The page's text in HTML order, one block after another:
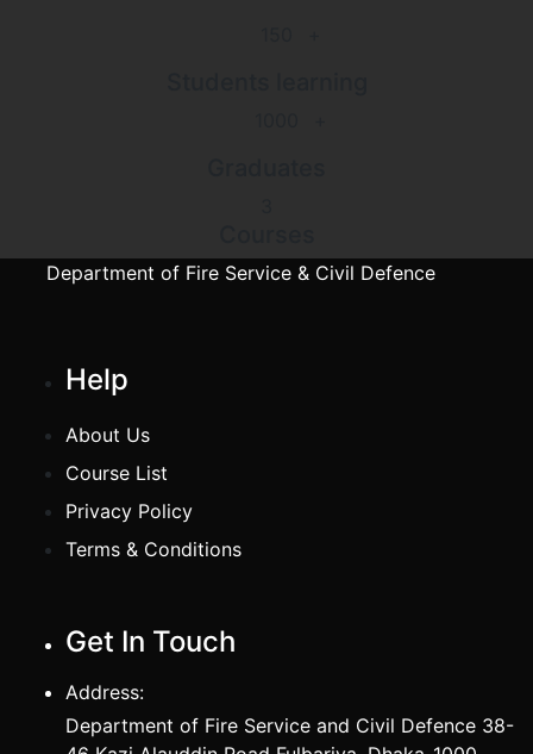
Department of Fire Service & Civil Defence
Help
About Us
Course List
Privacy Policy
Terms & Conditions
Get In Touch
Address:
Department of Fire Service and Civil Defence 38-